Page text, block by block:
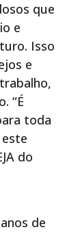
que
e
Isso
e
“É
toda
do
de